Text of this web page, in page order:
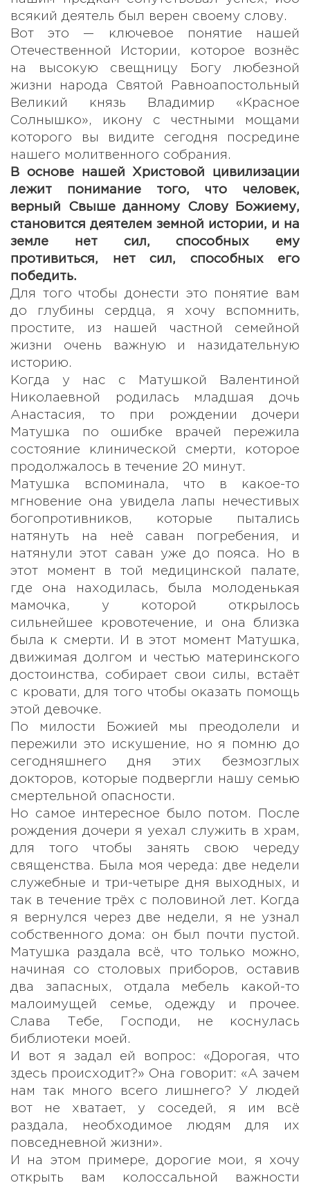
всякий деятель был верен своему слову.
Вот это — ключевое понятие нашей
Отечественной Истории, которое вознёс
на высокую свещницу Богу любезной
жизни народа Святой Равноапостольный
Великий князь Владимир «Красное
Солнышко», икону с честными мощами
которого вы видите сегодня посредине
нашего молитвенного собрания.
В основе нашей Христовой цивилизации
лежит понимание того, что человек,
верный Свыше данному Слову Божиему,
становится деятелем земной истории, и на
земле нет сил, способных ему
противиться, нет сил, способных его
победить.
Для того чтобы донести это понятие вам
до глубины сердца, я хочу вспомнить,
простите, из нашей частной семейной
жизни очень важную и назидательную
историю.
Когда у нас с Матушкой Валентиной
Николаевной родилась младшая дочь
Анастасия, то при рождении дочери
Матушка по ошибке врачей пережила
состояние клинической смерти, которое
продолжалось в течение 20 минут.
Матушка вспоминала, что в какое-то
мгновение она увидела лапы нечестивых
богопротивников, которые пытались
натянуть на неё саван погребения, и
натянули этот саван уже до пояса. Но в
этот момент в той медицинской палате,
где она находилась, была молоденькая
мамочка, у которой открылось
сильнейшее кровотечение, и она близка
была к смерти. И в этот момент Матушка,
движимая долгом и честью материнского
достоинства, собирает свои силы, встаёт
с кровати, для того чтобы оказать помощь
этой девочке.
По милости Божией мы преодолели и
пережили это искушение, но я помню до
сегодняшнего дня этих безмозглых
докторов, которые подвергли нашу семью
смертельной опасности.
Но самое интересное было потом. После
рождения дочери я уехал служить в храм,
для того чтобы занять свою череду
священства. Была моя череда: две недели
служебные и три-четыре дня выходных, и
так в течение трёх с половиной лет. Когда
я вернулся через две недели, я не узнал
собственного дома: он был почти пустой.
Матушка раздала всё, что только можно,
начиная со столовых приборов, оставив
два запасных, отдала мебель какой-то
малоимущей семье, одежду и прочее.
Слава Тебе, Господи, не коснулась
библиотеки моей.
И вот я задал ей вопрос: «Дорогая, что
здесь происходит?» Она говорит: «А зачем
нам так много всего лишнего? У людей
вот не хватает, у соседей, я им всё
раздала, необходимое людям для их
повседневной жизни».
И на этом примере, дорогие мои, я хочу
открыть вам колоссальной важности